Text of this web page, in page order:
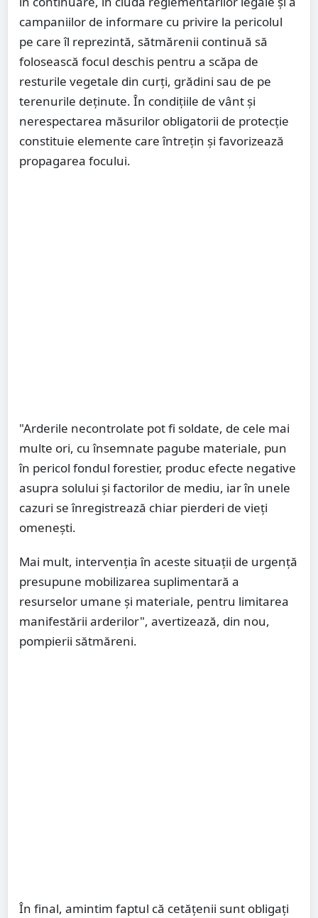
campaniilor de informare cu privire la pericolul
pe care îl reprezintă, sătmărenii continuă să
folosească focul deschis pentru a scăpa de
resturile vegetale din curți, grădini sau de pe
terenurile deținute. În condiţiile de vânt şi
nerespectarea măsurilor obligatorii de protecţie
constituie elemente care întreţin şi favorizează
propagarea focului.
"Arderile necontrolate pot fi soldate, de cele mai
multe ori, cu însemnate pagube materiale, pun
în pericol fondul forestier, produc efecte negative
asupra solului şi factorilor de mediu, iar în unele
cazuri se înregistrează chiar pierderi de vieți
omenești.
Mai mult, intervenția în aceste situații de urgență
presupune mobilizarea suplimentară a
resurselor umane și materiale, pentru limitarea
manifestării arderilor", avertizează, din nou,
pompierii sătmăreni.
În final, amintim faptul că cetățenii sunt obligaţi